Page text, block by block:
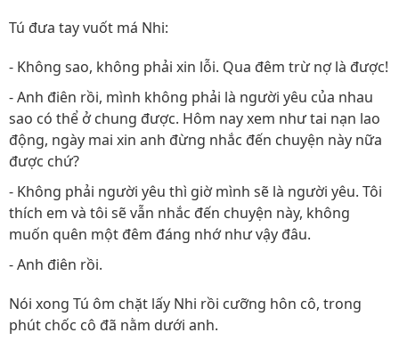
Tú đưa tay vuốt má Nhi:
- Không sao, không phải xin lỗi. Qua đêm trừ nợ là được!
- Anh điên rồi, mình không phải là người yêu của nhau
sao có thể ở chung được. Hôm nay xem như tai nạn lao
động, ngày mai xin anh đừng nhắc đến chuyện này nữa
được chứ?
- Không phải người yêu thì giờ mình sẽ là người yêu. Tôi
thích em và tôi sẽ vẫn nhắc đến chuyện này, không
muốn quên một đêm đáng nhớ như vậy đâu.
- Anh điên rồi.
Nói xong Tú ôm chặt lấy Nhi rồi cưỡng hôn cô, trong
phút chốc cô đã nằm dưới anh.